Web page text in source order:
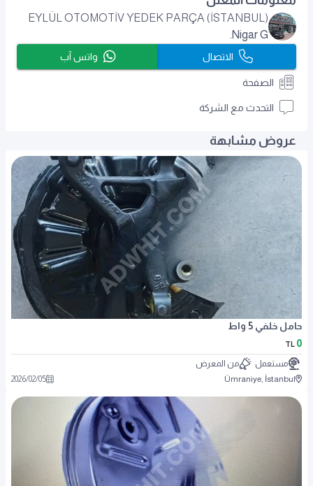
EYLÜL OTOMOTİV YEDEK PARÇA (İSTANBUL)
Nigar G.
الاتصال واتس آب
الصفحة
التحدث مع الشركة
عروض مشابهة
حامل خلفي 5 واط
0
TL
مستعمل
من المعرض
Ümraniye, İstanbul
2026/02/05